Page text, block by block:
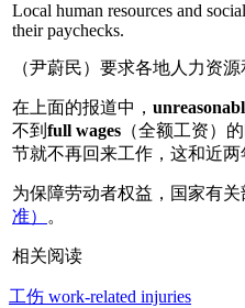
Local human resources and
their paychecks.
（尹蔚民）要求各地人力资
在上面的报道中，
不到 full wages （全额工资）
节就不再回来工作，这和近两
为保障劳动者权益，国家有关
准）
。
相关阅读
工伤 work-related injuries